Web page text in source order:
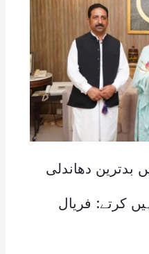
بدترین دھاندلی
کرتے: فریال